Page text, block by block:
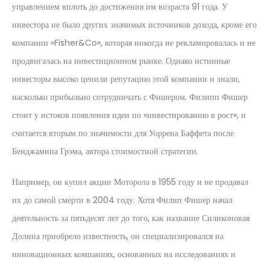
управлением вплоть до достижения им возраста 91 года. У
инвестора не было других значимых источников дохода, кроме его
компании «Fisher&Co», которая никогда не рекламировалась и не
продвигалась на инвестиционном рынке. Однако истинные
инвесторы высоко ценили репутацию этой компании и знали,
насколько прибыльно сотрудничать с Фишером. Филипп Фишер
стоит у истоков появления идеи по «инвестированию в рост», и
считается вторым по значимости для Уоррена Баффета после
Бенджамина Грэма, автора стоимостной стратегии.
Например, он купил акции Моторола в 1955 году и не продавал
их до самой смерти в 2004 году. Хотя Филип Фишер начал
деятельность за пятьдесят лет до того, как название Силиконовая
Долина приобрело известность, он специализировался на
инновационных компаниях, основанных на исследованиях и